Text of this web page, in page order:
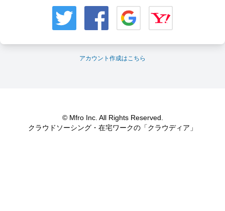
アカウント作成はこちら
© Mfro Inc. All Rights Reserved.
クラウドソーシング・在宅ワークの「クラウディア」